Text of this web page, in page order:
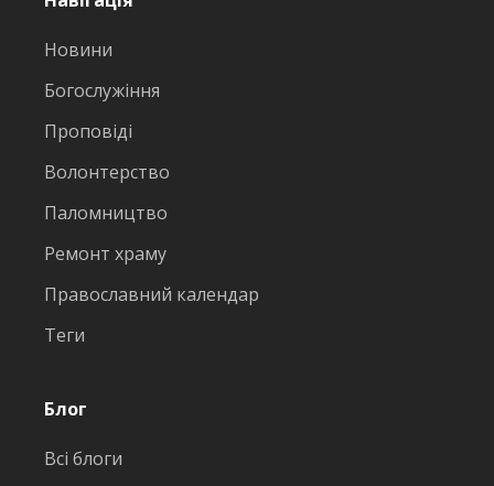
Новини
Богослужіння
Проповіді
Волонтерство
Паломництво
Ремонт храму
Православний календар
Теги
Блог
Всі блоги